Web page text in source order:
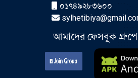
০১৭৪৯২৮৩৬০০
আমাদের ফেসবুক